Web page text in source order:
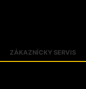
ZÁKAZNÍCKY SERVIS